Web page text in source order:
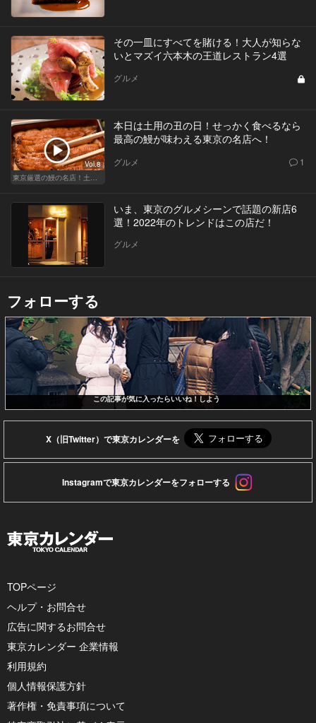
その一皿にすべてを賭ける！大人が知らな
いとマズイ六本木の王道レストラン4選
グルメ
Vol.8
本日は土用の丑の日！せっかく食べるなら
最高の鰻が味わえる東京の名店へ！
グルメ 1
いま、東京のグルメシーンで話題の新店6
選！2022年のトレンドはこの店だ！
グルメ
フォローする
この記事が気に入ったらいいね！しよう
X（旧Twitter）で東京カレンダーを
Instagramで東京カレンダーをフォローする
TOPページ
ヘルプ・お問合せ
広告に関するお問合せ
東京カレンダー 企業情報
利用規約
個人情報保護方針
著作権・免責事項について